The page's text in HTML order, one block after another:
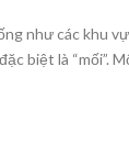
như các khu
biệt là “mối”.